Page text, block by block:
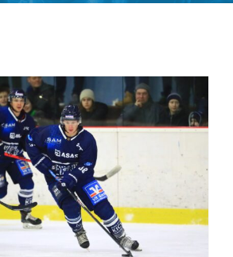
nimmt früh Konturen an